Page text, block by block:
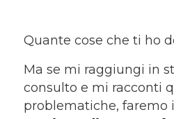
Quante cose che ti ho
Ma se mi raggiungi in
consulto e mi racconti
problematiche, faremo